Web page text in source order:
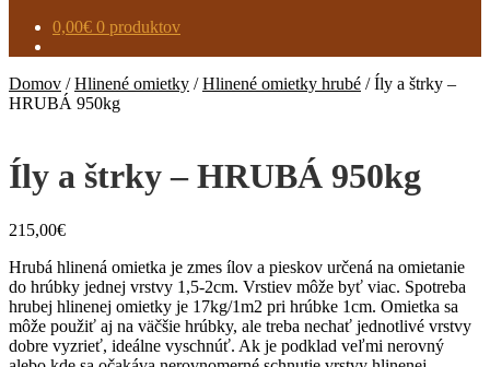
0,00€ 0 produktov
Domov /Hlinené omietky /Hlinené omietky hrubé /Íly a štrky –
HRUBÁ 950kg
Íly a štrky – HRUBÁ 950kg
215,00€
Hrubá hlinená omietka je zmes ílov a pieskov určená na omietanie
do hrúbky jednej vrstvy 1,5-2cm. Vrstiev môže byť viac. Spotreba
hrubej hlinenej omietky je 17kg/1m2 pri hrúbke 1cm. Omietka sa
môže použiť aj na väčšie hrúbky, ale treba nechať jednotlivé vrstvy
dobre vyzrieť, ideálne vyschnúť. Ak je podklad veľmi nerovný